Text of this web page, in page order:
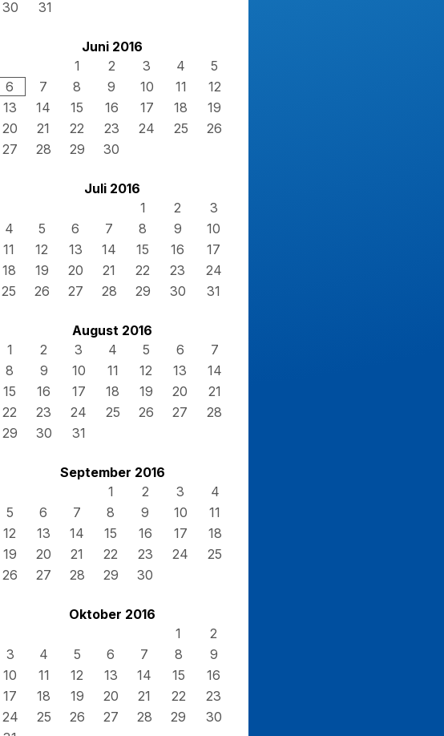
30
31
Juni 2016
1
2 3 4
5
6
7 8 9 10 11
12
13
14 15 16 17 18
19
20
21 22 23 24 25
26
27
28 29 30
Juli 2016
1
2
3
4
5 6 7 8 9
10
11
12 13 14 15 16
17
18
19 20 21 22 23
24
25
26 27 28 29 30 31
August 2016
1
2 3 4 5 6
7
8
9 10 11 12 13
14
15
16 17 18 19 20
21
22
23 24 25 26 27
28
29
30 31
September 2016
1
2 3
4
5
6 7 8 9 10
11
12
13 14 15 16 17
18
19
20 21 22 23 24
25
26
27 28 29 30
Oktober 2016
1
2
3
4 5 6 7 8
9
10
11 12 13 14 15
16
17
18 19 20 21 22
23
24
25 26 27 28 29
30